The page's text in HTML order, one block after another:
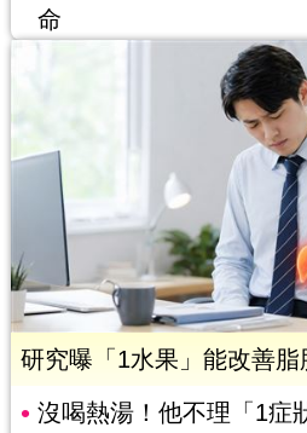
命
研究曝「1水果」能改善
沒喝熱湯！他不理「1